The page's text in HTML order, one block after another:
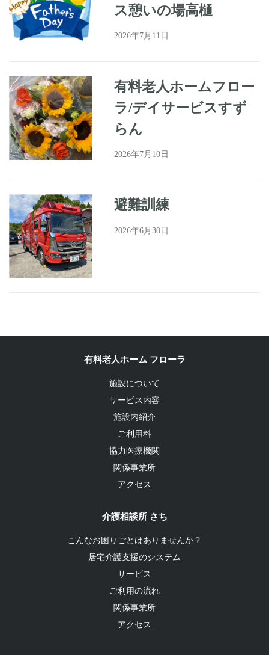
ス憩いの場高樋
2026年7月11日
有料老人ホームフロー
ラ/デイサービスすず
らん
2026年7月10日
避難訓練
2026年6月30日
有料老人ホーム フローラ
施設について
サービス内容
施設内紹介
ご利用料
協力医療機関
関係事業所
アクセス
介護相談所 さち
こんなお困りごとはありませんか？
居宅介護支援のシステム
サービス
ご利用の流れ
関係事業所
アクセス